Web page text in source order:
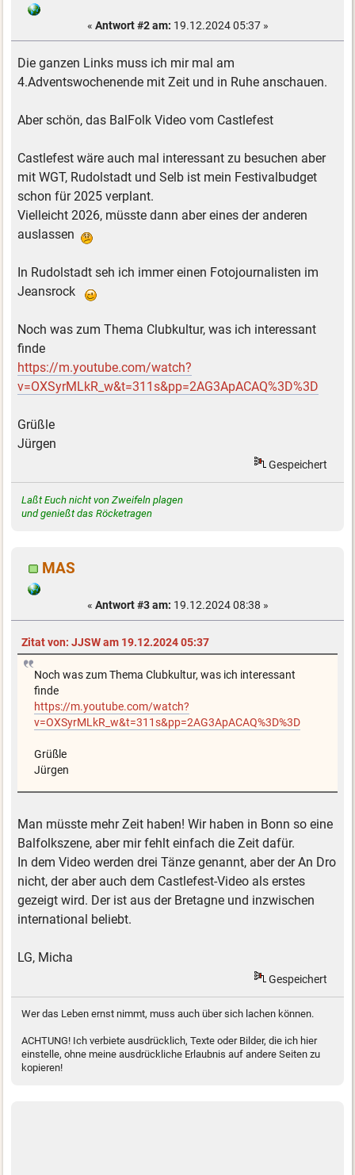
« Antwort #2 am: 19.12.2024 05:37 »
Die ganzen Links muss ich mir mal am
4.Adventswochenende mit Zeit und in Ruhe anschauen.
Aber schön, das BalFolk Video vom Castlefest
Castlefest wäre auch mal interessant zu besuchen aber
mit WGT, Rudolstadt und Selb ist mein Festivalbudget
schon für 2025 verplant.
Vielleicht 2026, müsste dann aber eines der anderen
auslassen
In Rudolstadt seh ich immer einen Fotojournalisten im
Jeansrock
Noch was zum Thema Clubkultur, was ich interessant
finde
https://m.youtube.com/watch?
v=OXSyrMLkR_w&t=311s&pp=2AG3ApACAQ%3D%3D
Grüßle
Jürgen
Gespeichert
Laßt Euch nicht von Zweifeln plagen
und genießt das Röcketragen
MAS
« Antwort #3 am: 19.12.2024 08:38 »
Zitat von: JJSW am 19.12.2024 05:37
Noch was zum Thema Clubkultur, was ich interessant
finde
https://m.youtube.com/watch?
v=OXSyrMLkR_w&t=311s&pp=2AG3ApACAQ%3D%3D
Grüßle
Jürgen
Man müsste mehr Zeit haben! Wir haben in Bonn so eine
Balfolkszene, aber mir fehlt einfach die Zeit dafür.
In dem Video werden drei Tänze genannt, aber der An Dro
nicht, der aber auch dem Castlefest-Video als erstes
gezeigt wird. Der ist aus der Bretagne und inzwischen
international beliebt.
LG, Micha
Gespeichert
Wer das Leben ernst nimmt, muss auch über sich lachen können.
ACHTUNG! Ich verbiete ausdrücklich, Texte oder Bilder, die ich hier
einstelle, ohne meine ausdrückliche Erlaubnis auf andere Seiten zu
kopieren!